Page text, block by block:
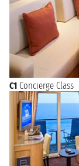
C1 Concierge Class